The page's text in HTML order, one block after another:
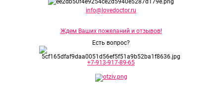
info@lovedoctor.ru
Ждем Ваших пожеланий и отзывов!
Есть вопрос?
+7-913-917-89-65